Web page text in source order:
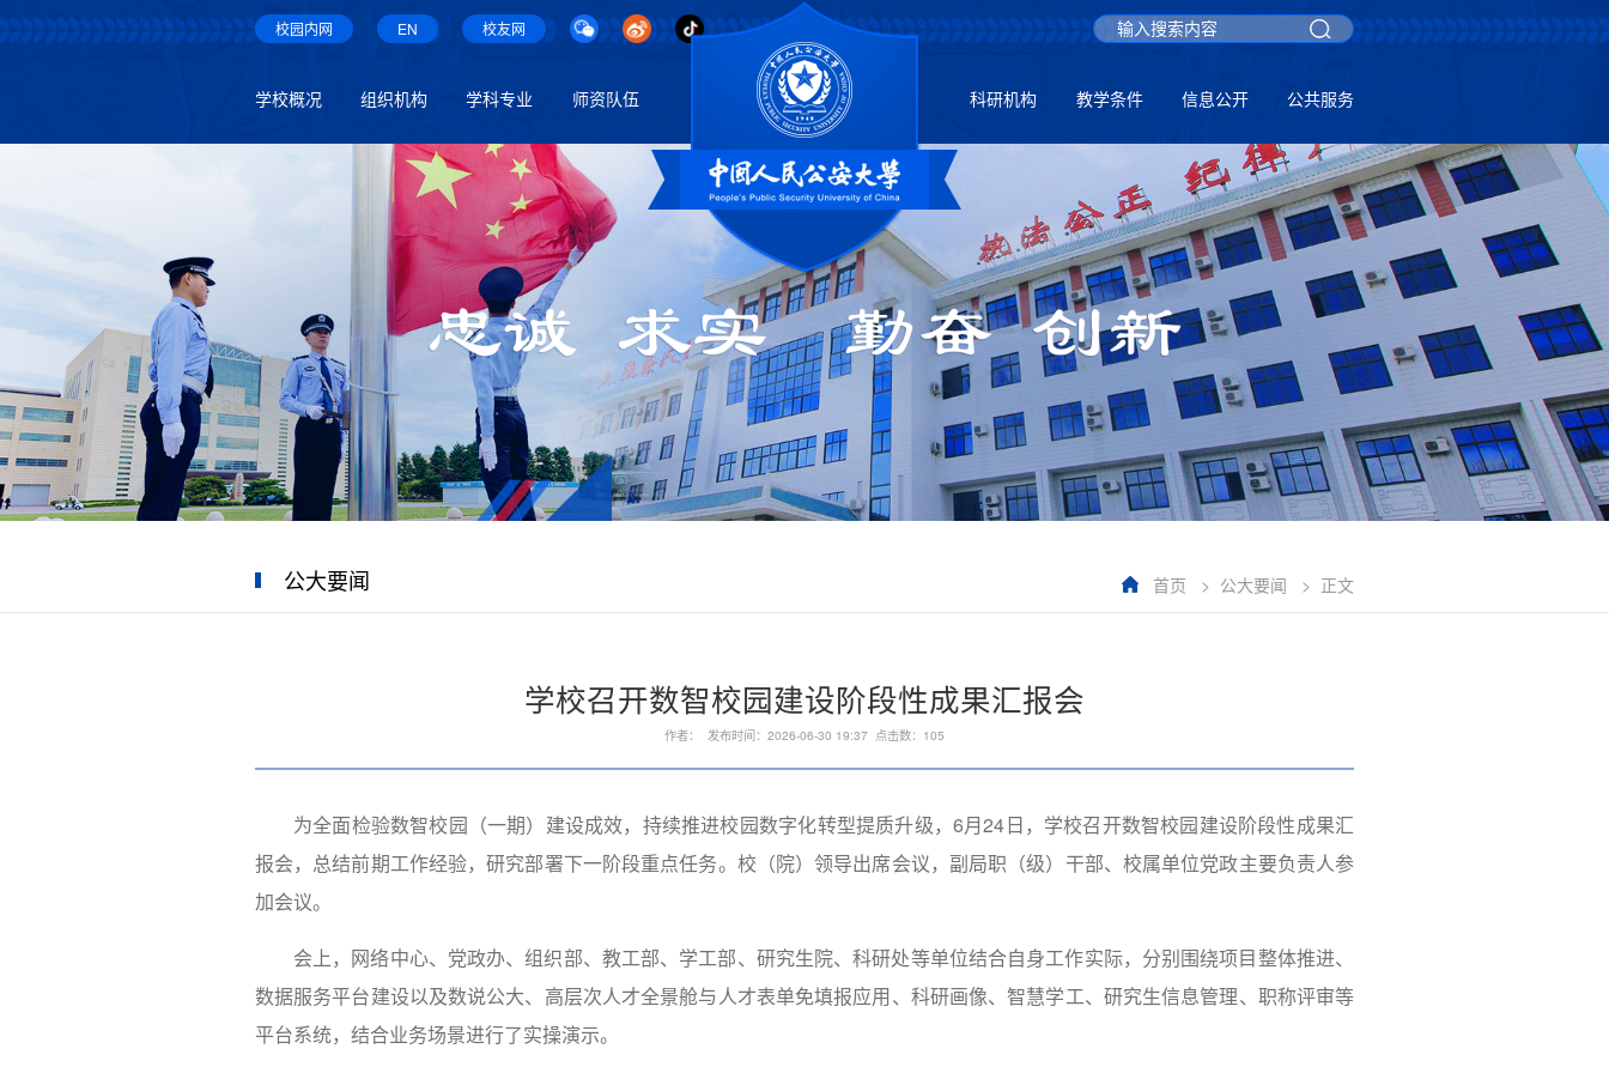
校园内网 EN 校友网
学校概况 组织机构 学科专业 师资队伍 科研机构 教学条件 信息公开 公共服务
首页 > 公大要闻 > 正文
公大要闻
学校召开数智校园建设阶段性成果汇报会
作者： 发布时间：2026-06-30 19:37 点击数： 105
为全面检验数智校园（一期）建设成效，持续推进校园数字化转型提质升级，6月24日，学校召开数智校园建设阶段性成果汇
报会，总结前期工作经验，研究部署下一阶段重点任务。校（院）领导出席会议，副局职（级）干部、校属单位党政主要负责人参
加会议。
会上，网络中心、党政办、组织部、教工部、学工部、研究生院、科研处等单位结合自身工作实际，分别围绕项目整体推进、
数据服务平台建设以及数说公大、高层次人才全景舱与人才表单免填报应用、科研画像、智慧学工、研究生信息管理、职称评审等
平台系统，结合业务场景进行了实操演示。